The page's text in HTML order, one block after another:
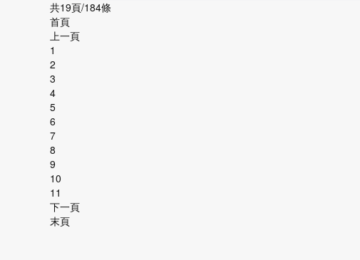
共19頁/184條
首頁
上一頁
1
2
3
4
5
6
7
8
9
10
11
下一頁
末頁